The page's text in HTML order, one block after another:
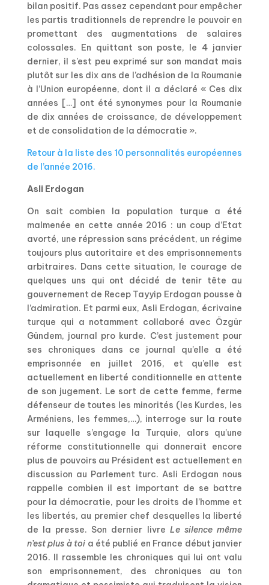
bilan positif. Pas assez cependant pour empêcher
les partis traditionnels de reprendre le pouvoir en
promettant des augmentations de salaires
colossales. En quittant son poste, le 4 janvier
dernier, il s’est peu exprimé sur son mandat mais
plutôt sur les dix ans de l’adhésion de la Roumanie
à l’Union européenne, dont il a déclaré « Ces dix
années […] ont été synonymes pour la Roumanie
de dix années de croissance, de développement
et de consolidation de la démocratie ».
Retour à la liste des 10 personnalités européennes
de l’année 2016.
Asli Erdogan
On sait combien la population turque a été
malmenée en cette année 2016 : un coup d’Etat
avorté, une répression sans précédent, un régime
toujours plus autoritaire et des emprisonnements
arbitraires. Dans cette situation, le courage de
quelques uns qui ont décidé de tenir tête au
gouvernement de Recep Tayyip Erdogan pousse à
l’admiration. Et parmi eux, Asli Erdogan, écrivaine
turque qui a notamment collaboré avec Özgür
Gündem, journal pro kurde. C’est justement pour
ses chroniques dans ce journal qu’elle a été
emprisonnée en juillet 2016, et qu’elle est
actuellement en liberté conditionnelle en attente
de son jugement. Le sort de cette femme, ferme
défenseur de toutes les minorités (les Kurdes, les
Arméniens, les femmes,…), interroge sur la route
sur laquelle s’engage la Turquie, alors qu’une
réforme constitutionnelle qui donnerait encore
plus de pouvoirs au Président est actuellement en
discussion au Parlement turc. Asli Erdogan nous
rappelle combien il est important de se battre
pour la démocratie, pour les droits de l’homme et
les libertés, au premier chef desquelles la liberté
de la presse. Son dernier livre Le silence même
n’est plus à toi a été publié en France début janvier
2016. Il rassemble les chroniques qui lui ont valu
son emprisonnement, des chroniques au ton